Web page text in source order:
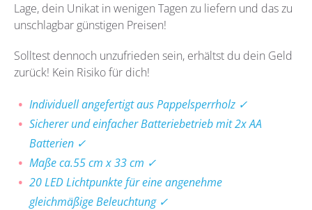
Lage, dein Unikat in wenigen Tagen zu liefern und das zu
unschlagbar günstigen Preisen!
Solltest dennoch unzufrieden sein, erhältst du dein Geld
zurück! Kein Risiko für dich!
Individuell angefertigt aus Pappelsperrholz ✓
Sicherer und einfacher Batteriebetrieb mit 2x AA
Batterien ✓
Maße ca.55 cm x 33 cm ✓
20 LED Lichtpunkte für eine angenehme
gleichmäßige Beleuchtung ✓